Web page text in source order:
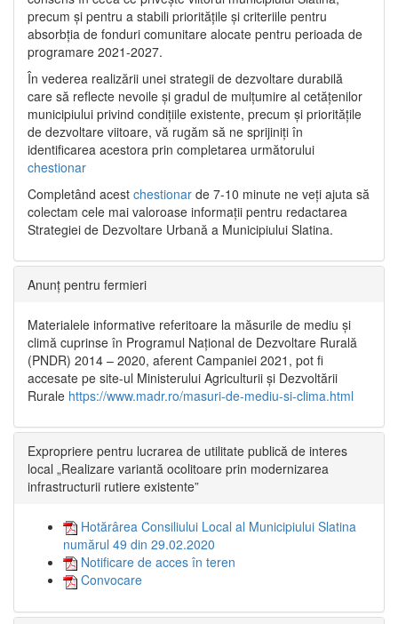
precum și pentru a stabili prioritățile și criteriile pentru
absorbția de fonduri comunitare alocate pentru perioada de
programare 2021-2027.
În vederea realizării unei strategii de dezvoltare durabilă
care să reflecte nevoile și gradul de mulțumire al cetățenilor
municipiului privind condițiile existente, precum și prioritățile
de dezvoltare viitoare, vă rugăm să ne sprijiniți în
identificarea acestora prin completarea următorului
chestionar
Completând acest chestionar de 7-10 minute ne veți ajuta să
colectam cele mai valoroase informații pentru redactarea
Strategiei de Dezvoltare Urbană a Municipiului Slatina.
Anunț pentru fermieri
Materialele informative referitoare la măsurile de mediu și
climă cuprinse în Programul Național de Dezvoltare Rurală
(PNDR) 2014 – 2020, aferent Campaniei 2021, pot fi
accesate pe site-ul Ministerului Agriculturii și Dezvoltării
Rurale https://www.madr.ro/masuri-de-mediu-si-clima.html
Expropriere pentru lucrarea de utilitate publică de interes
local „Realizare variantă ocolitoare prin modernizarea
infrastructurii rutiere existente”
Hotărârea Consiliului Local al Municipiului Slatina
numărul 49 din 29.02.2020
Notificare de acces în teren
Convocare